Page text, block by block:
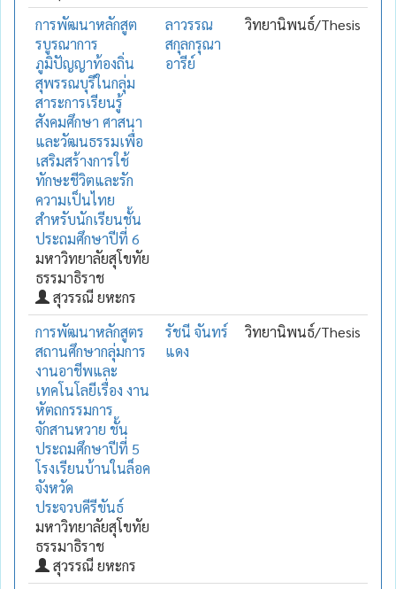
การพัฒนาหลักสูต
รบูรณาการ
ภูมิปัญญาท้องถิ่น
สุพรรณบุรีในกลุ่ม
สาระการเรียนรู้
สังคมศึกษา ศาสนา
และวัฒนธรรมเพื่อ
เสริมสร้างการใช้
ทักษะชีวิตและรัก
ความเป็นไทย
สำหรับนักเรียนชั้น
ประถมศึกษาปีที่ 6
มหาวิทยาลัยสุโขทัย
ธรรมาธิราช
สุวรรณี ยหะกร
ลาวรรณ
สกุลกรุณา
อารีย์
วิทยานิพนธ์/Thesis
การพัฒนาหลักสูตร
สถานศึกษากลุ่มการ
งานอาชีพและ
เทคโนโลยีเรื่อง งาน
หัตถกรรมการ
จักสานหวาย ชั้น
ประถมศึกษาปีที่ 5
โรงเรียนบ้านในล็อค
จังหวัด
ประจวบคีรีขันธ์
มหาวิทยาลัยสุโขทัย
ธรรมาธิราช
สุวรรณี ยหะกร
รัชนี จันทร์
แดง
วิทยานิพนธ์/Thesis